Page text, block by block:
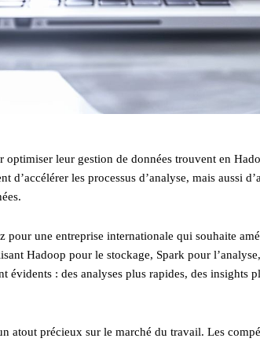
optimiser leur gestion de données trouvent en
d’accélérer les processus d’analyse, mais aussi
pour une entreprise internationale qui souhaite
Hadoop pour le stockage, Spark pour
évidents : des analyses plus rapides, des insights
atout précieux sur le marché du travail. Les